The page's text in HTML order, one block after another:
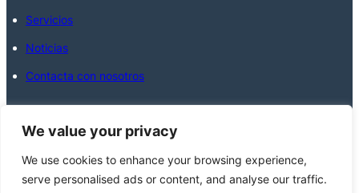
We value your privacy
We use cookies to enhance your browsing experience,
serve personalised ads or content, and analyse our traffic.
Servicios
Noticias
Contacta con nosotros
Contacta con nosotros
De lunes a viernes de 09:30 a 14:00